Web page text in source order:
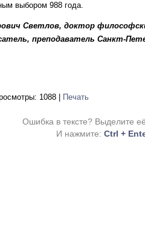
выбором 988 года.
Светлов, доктор
преподаватель Санкт-
1088 Печать
Ошибка в тексте? Выделите
И нажмите: Ctrl +